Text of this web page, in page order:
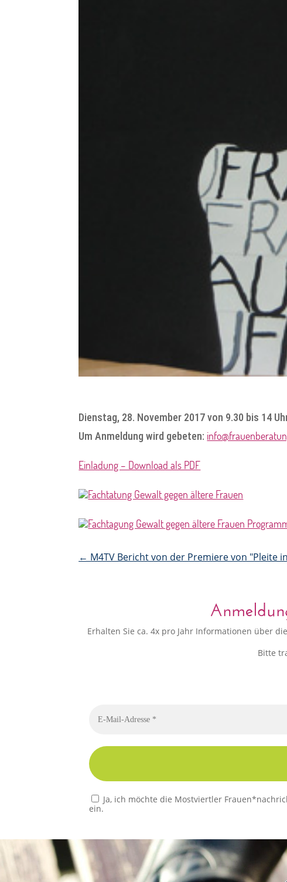
Dienstag, 28. November 2017 von 9.30 bis 14
Um Anmeldung wird gebeten:
Einladung – Download als PDF
← M4TV Bericht von der Premiere von "Pleite
Erhalten Sie ca. 4x pro Jahr Informationen über
Bitte
Ja, ich möchte die Mostviertler
ein.